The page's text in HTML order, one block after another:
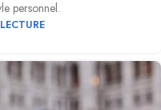
personnel.